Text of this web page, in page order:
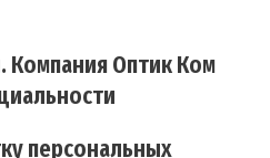
Компания Оптик Ком
персональных